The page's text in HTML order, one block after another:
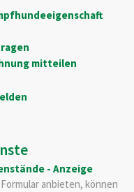
mitteilen
- Anzeige
anbieten, können